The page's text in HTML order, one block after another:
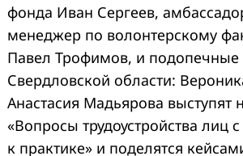
фонда Иван Сергеев,
менеджер по волонтерскому
Павел Трофимов, и подопечные
Свердловской области:
Анастасия Мадьярова выступят
«Вопросы трудоустройства лиц
к практике» и поделятся